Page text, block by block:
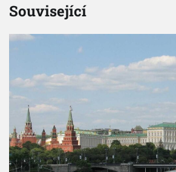
Související